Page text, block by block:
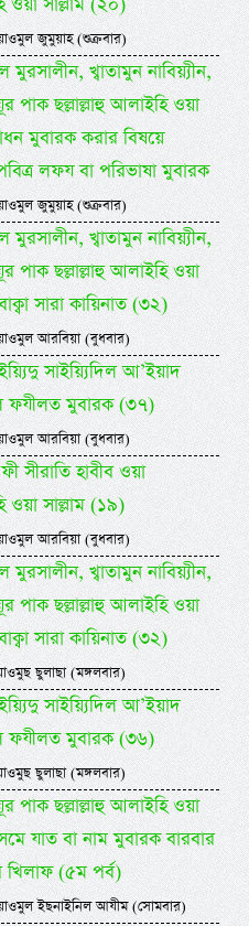
ওয়া সাল্লাম (২০)
জুমুয়াহ (শুক্রবার)
খ্বাতামুন নাবিয়্যীন,
পাক ছল্লাল্লাহু আলাইহি ওয়া
মুবারক করার বিষয়ে
লফয বা পরিভাষা মুবারক
জুমুয়াহ (শুক্রবার)
খ্বাতামুন নাবিয়্যীন,
পাক ছল্লাল্লাহু আলাইহি ওয়া
সারা কায়িনাত (৩২)
আরবিয়া (বুধবার)
সাইয়্যিদিল আ’ইয়াদ
ফযীলত মুবারক (৩৭)
আরবিয়া (বুধবার)
সীরাতি হাবীব ওয়া
ওয়া সাল্লাম (১৯)
আরবিয়া (বুধবার)
খ্বাতামুন নাবিয়্যীন,
পাক ছল্লাল্লাহু আলাইহি ওয়া
সারা কায়িনাত (৩২)
ছুলাছা (মঙ্গলবার)
সাইয়্যিদিল আ’ইয়াদ
ফযীলত মুবারক (৩৬)
ছুলাছা (মঙ্গলবার)
পাক ছল্লাল্লাহু আলাইহি ওয়া
যাত বা নাম মুবারক বারবার
(৫ম পর্ব)
ইছনাইনিল আযীম (সোমবার)